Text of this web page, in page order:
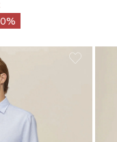
from